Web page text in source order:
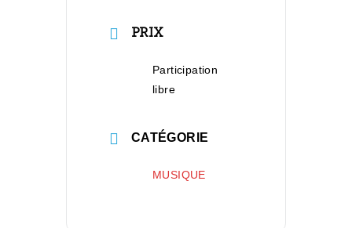
PRIX
Participation
libre
CATÉGORIE
MUSIQUE